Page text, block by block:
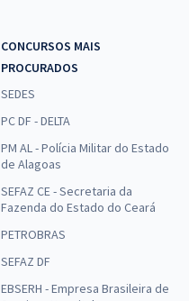
CONCURSOS MAIS
PROCURADOS
SEDES
PC DF - DELTA
PM AL - Polícia Militar do Estado
de Alagoas
SEFAZ CE - Secretaria da
Fazenda do Estado do Ceará
PETROBRAS
SEFAZ DF
EBSERH - Empresa Brasileira de